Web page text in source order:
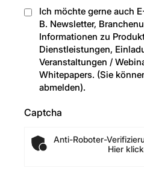
Ich möchte gerne auch
B. Newsletter,
Informationen zu
Dienstleistungen,
Veranstaltungen /
Whitepapers. (Sie
abmelden).
Captcha
Anti-Roboter-
Hier